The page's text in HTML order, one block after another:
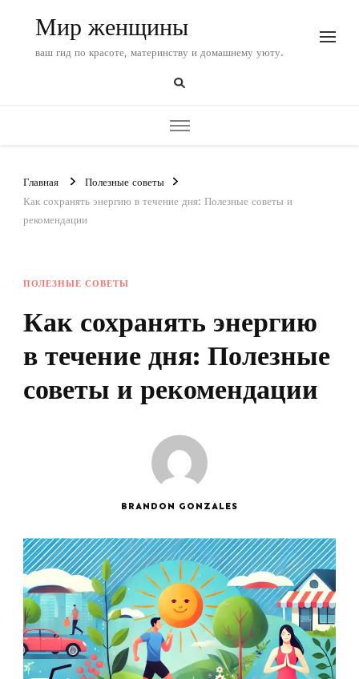
Мир женщины
ваш гид по красоте, материнству и домашнему уюту.
Главная
Полезные советы
Как сохранять энергию в течение дня: Полезные советы и
рекомендации
ПОЛЕЗНЫЕ СОВЕТЫ
Как сохранять энергию
в течение дня: Полезные
советы и рекомендации
BRANDON GONZALES